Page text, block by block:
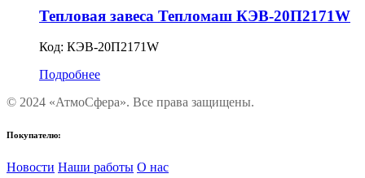
Тепловая завеса Тепломаш КЭВ-20П2171W
Код: КЭВ-20П2171W
Подробнее
© 2024 «АтмоСфера». Все права защищены.
Покупателю:
Новости Наши работы О нас